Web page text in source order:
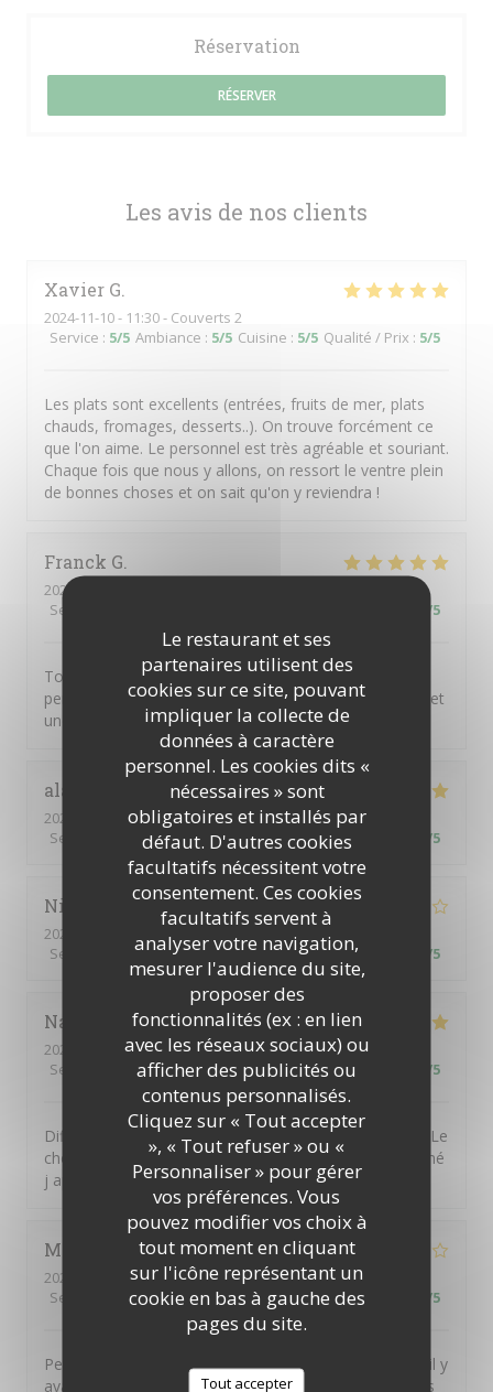
Le restaurant et ses
partenaires utilisent des
cookies sur ce site, pouvant
impliquer la collecte de
données à caractère
personnel. Les cookies dits «
nécessaires » sont
obligatoires et installés par
défaut. D'autres cookies
facultatifs nécessitent votre
consentement. Ces cookies
facultatifs servent à
analyser votre navigation,
mesurer l'audience du site,
proposer des
fonctionnalités (ex : en lien
avec les réseaux sociaux) ou
afficher des publicités ou
contenus personnalisés.
Cliquez sur « Tout accepter
», « Tout refuser » ou «
Personnaliser » pour gérer
vos préférences. Vous
pouvez modifier vos choix à
tout moment en cliquant
sur l'icône représentant un
cookie en bas à gauche des
pages du site.
Tout accepter
Les avis de nos clients
Xavier G
2024-11-10- 11:30 - Couverts 2
Service : 5/5 Ambiance : 5/5 Cuisine : 5/5 Qualité / Prix : 5/5
Les plats sont excellents (entrées, fruits de mer, plats
chauds, fromages, desserts..). On trouve forcément ce
que l'on aime. Le personnel est très agréable et souriant.
Chaque fois que nous y allons, on ressort le ventre plein
de bonnes choses et on sait qu'on y reviendra !
Franck G
2024-11-10
Service
/5
Toujours un plaisir extrême autant gustatif que
personnel de retrouver les excellents produits du chef et
une équipe géniale .
alain
2023-03-05
- 13:00 - Couverts 4
Service
Ambiance 5/5 Cuisine :5/5 Qualité / Prix /5
Nicolas
2023-03-05
- 13:00 - Couverts 3
Service
Ambiance: 3/5 Cuisine: 3/5 Qualité / Prix /5
Nathalie H
2023-03-05
- 11:45 - Couverts 2
Service
Ambiance:4/5 Cuisine:5/5 Qualité / Prix /5
Difficile de ne pas apprécier ce restaurant La diversité Le
choix C était bon ,voire très bon Pour les buveurs de thé
j apprécierait une théière si possible
Marie-OdileP
2023-03-05
- 13:15 - Couverts 2
Service
/5 Ambiance: 5/5 Cuisine: 5/5 Qualité / Prix /5
Personnel accueillant et souriant. Par contre à 13h15, il y
avait moins de choix au nivrau des entrées et des plats
Réservation
RÉSERVER